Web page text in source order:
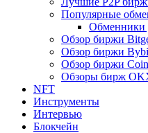
Популярные
Обменники
Обзор биржи
Обзор биржи
Обзор биржи
Обзоры бирж
NFT
Инструменты
Интервью
Блокчейн